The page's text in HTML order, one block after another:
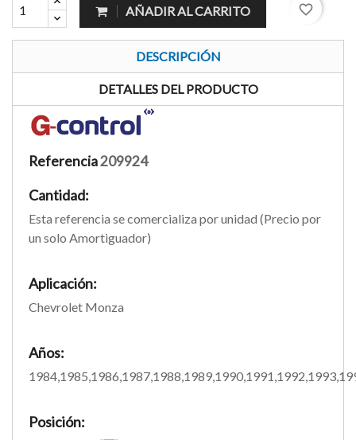
AÑADIR AL CARRITO favorite_border
DESCRIPCIÓN
DETALLES DEL PRODUCTO
Referencia209924
Cantidad:
Esta referencia se comercializa por unidad (Precio por
un solo Amortiguador)
Aplicación:
Chevrolet Monza
Años:
Posición: